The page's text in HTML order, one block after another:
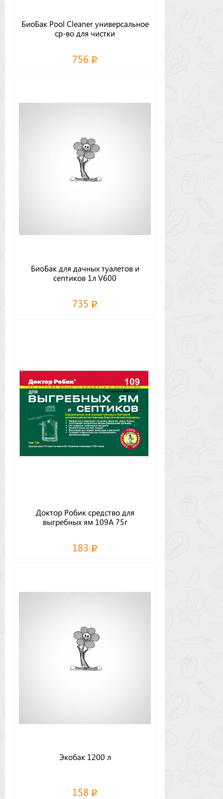
БиоБак Pool Cleaner универсальное
ср-во для чистки
756
БиоБак для дачных туалетов и
септиков 1л V600
735
Доктор Робик средство для
выгребных ям 109А 75г
183
Экобак 1200 л
158